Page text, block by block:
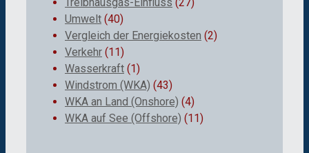
Umwelt (40)
Vergleich der Energiekosten (2)
Verkehr (11)
Wasserkraft (1)
Windstrom (WKA) (43)
WKA an Land (Onshore) (4)
WKA auf See (Offshore) (11)